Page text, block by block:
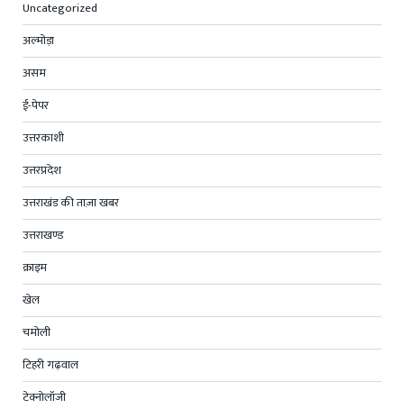
Uncategorized
अल्मोड़ा
असम
ई-पेपर
उत्तरकाशी
उत्तरप्रदेश
उत्तराखंड की ताज़ा खबर
उत्तराखण्ड
क्राइम
खेल
चमोली
टिहरी गढ़वाल
टेक्नोलॉजी